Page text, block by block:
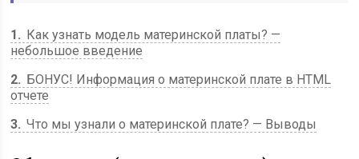
1
Как узнать модель материнской платы? —
небольшое введение
2
БОНУС! Информация о материнской плате в HTML
отчете
3 Что мы узнали о материнской плате? — Выводы